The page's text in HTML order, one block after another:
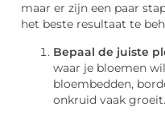
maar er zijn een paar
het beste resultaat te
Bepaal de juiste
waar je bloemen
bloembedden,
onkruid vaak groeit.